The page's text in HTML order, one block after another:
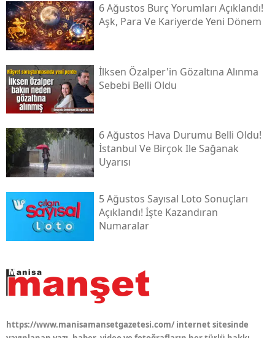
6 Ağustos Burç Yorumları Açıklandı!
Aşk, Para Ve Kariyerde Yeni Dönem
İlksen Özalper'in Gözaltına Alınma
Sebebi Belli Oldu
6 Ağustos Hava Durumu Belli Oldu!
İstanbul Ve Birçok Ile Sağanak
Uyarısı
5 Ağustos Sayısal Loto Sonuçları
Açıklandı! İşte Kazandıran
Numaralar
https://www.manisamansetgazetesi.com/ internet sitesinde